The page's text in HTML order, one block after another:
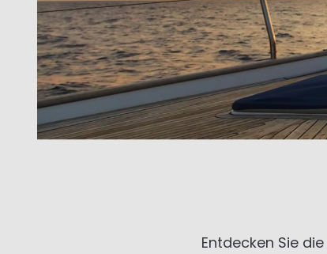
Entdecken Sie